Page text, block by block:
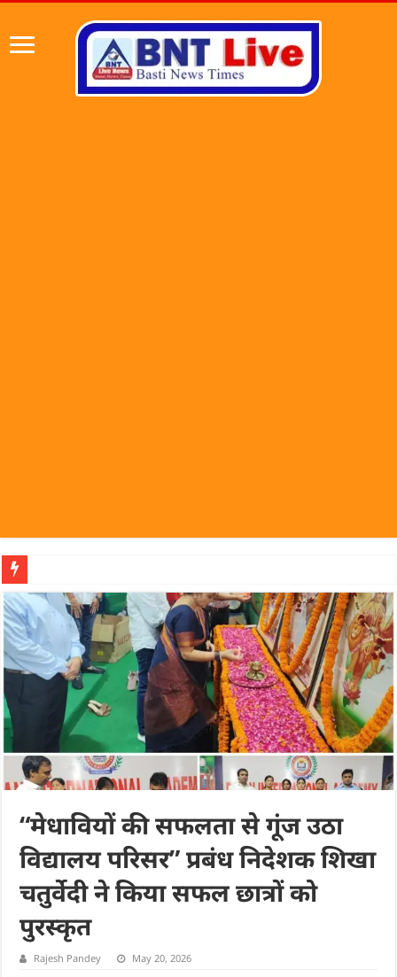
“मेधावियों की सफलता से गूंज उठा
विद्यालय परिसर” प्रबंध निदेशक शिखा
चतुर्वेदी ने किया सफल छात्रों को
पुरस्कृत
Rajesh Pandey May 20, 2026